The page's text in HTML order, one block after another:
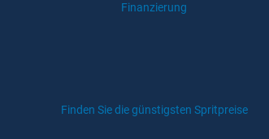
Finanzierung
Finden Sie die günstigsten Spritpreise